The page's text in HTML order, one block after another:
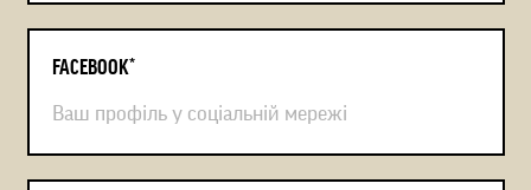
Social Media Marketing
Graphic Design & Branding
Brand Management
FACEBOOK*